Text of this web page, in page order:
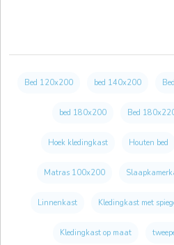
Bed 120x200 bed 140x200
bed 180x200 Bed
Hoek kledingkast Houten bed
Matras 100x200
Linnenkast Kledingkast met
Kledingkast op maat